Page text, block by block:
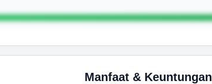
Manfaat & Keuntungan